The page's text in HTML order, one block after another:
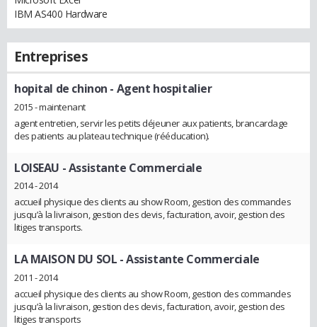
IBM AS400 Hardware
Entreprises
hopital de chinon - Agent hospitalier
2015 - maintenant
agent entretien, servir les petits déjeuner aux patients, brancardage
des patients au plateau technique (rééducation).
LOISEAU - Assistante Commerciale
2014 - 2014
accueil physique des clients au show Room, gestion des commandes
jusqu’à la livraison, gestion des devis, facturation, avoir, gestion des
litiges transports.
LA MAISON DU SOL - Assistante Commerciale
2011 - 2014
accueil physique des clients au show Room, gestion des commandes
jusqu’à la livraison, gestion des devis, facturation, avoir, gestion des
litiges transports